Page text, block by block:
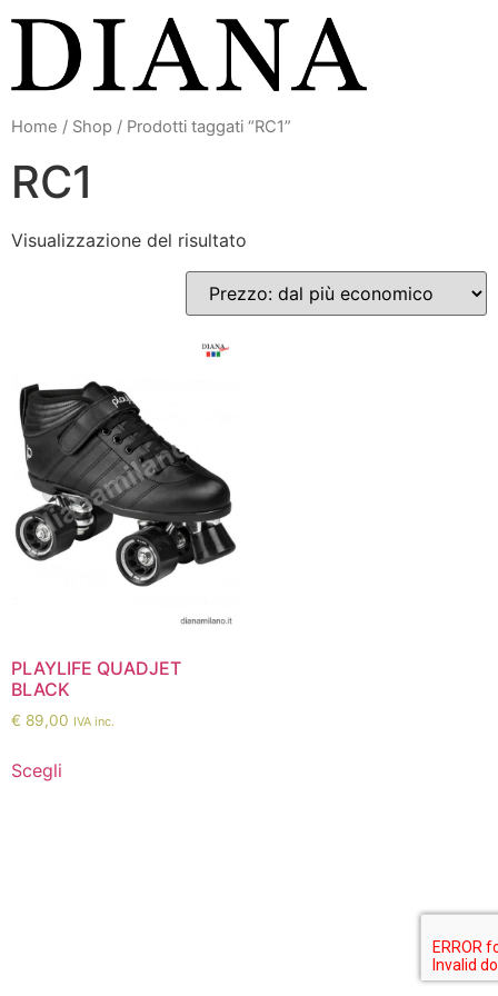
contenuto
Home / Shop / Prodotti taggati “RC1”
RC1
Visualizzazione del risultato
PLAYLIFE QUADJET
BLACK
€ 89,00 IVA inc.
Scegli